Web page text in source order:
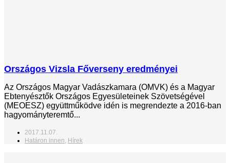
Országos Vizsla Főverseny eredményei
Az Országos Magyar Vadászkamara (OMVK) és a Magyar
Ebtenyésztők Országos Egyesületeinek Szövetségével
(MEOESZ) együttműködve idén is megrendezte a 2016-ban
hagyományteremtő...
2017.11.07.
Határon innen Hírek